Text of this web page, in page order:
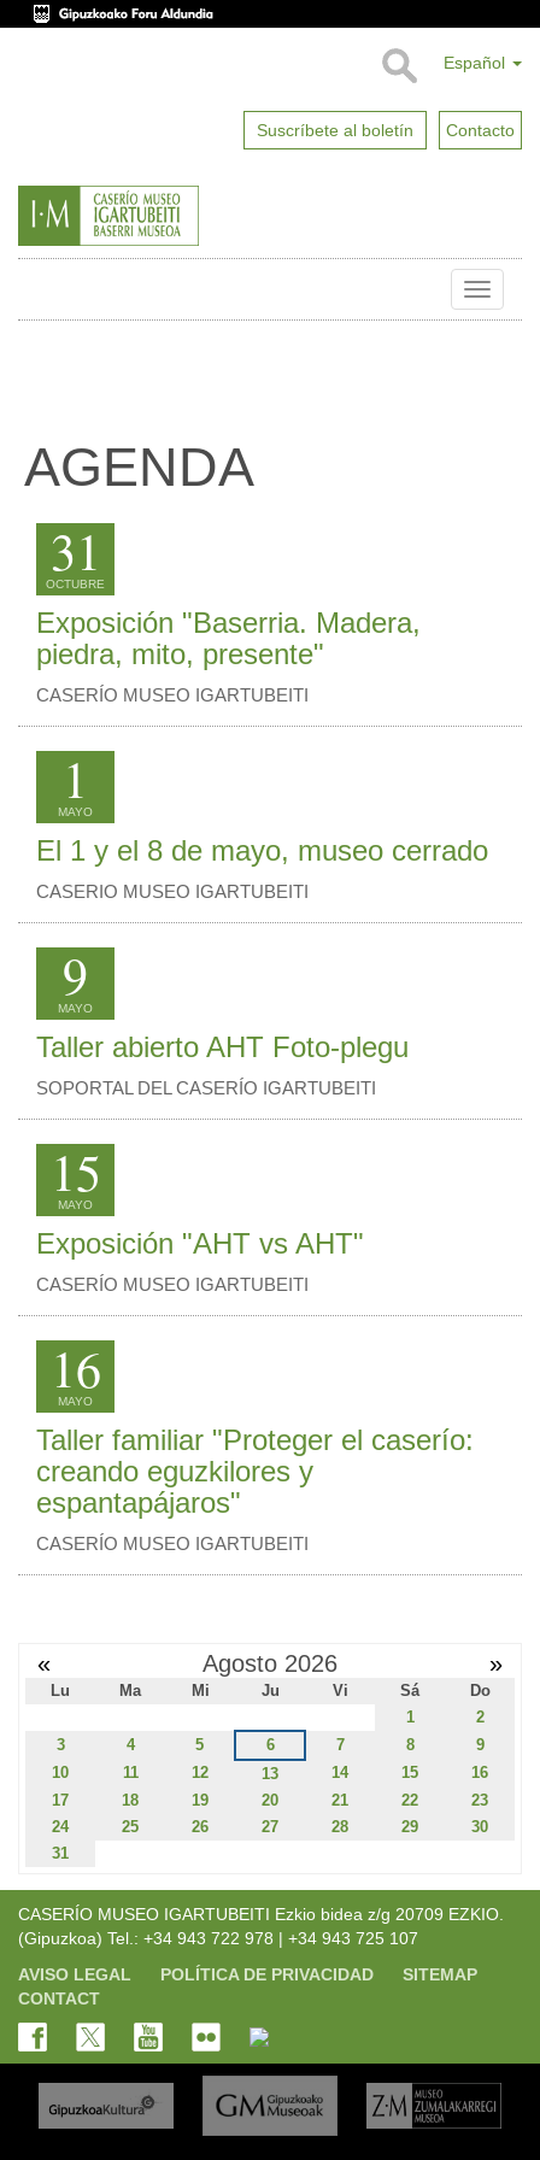
Español
Suscríbete al boletín Contacto
Toggle
AGENDA
31
OCTUBRE
Exposición "Baserria. Madera,
piedra, mito, presente"
CASERÍO MUSEO IGARTUBEITI
1
MAYO
El 1 y el 8 de mayo, museo cerrado
CASERIO MUSEO IGARTUBEITI
9
MAYO
Taller abierto AHT Foto-plegu
SOPORTAL DEL CASERÍO IGARTUBEITI
15
MAYO
Exposición "AHT vs AHT"
CASERÍO MUSEO IGARTUBEITI
16
MAYO
Taller familiar "Proteger el caserío:
creando eguzkilores y
espantapájaros"
CASERÍO MUSEO IGARTUBEITI
« Agosto 2026 »
Lu Ma Mi Ju Vi Sá
Do
1
2
3
4 5 6 7 8
9
10
11 12 13 14 15
16
17
18 19 20 21 22
23
24
25 26 27 28 29
30
31
CASERÍO MUSEO IGARTUBEITI Ezkio bidea z/g 20709 EZKIO.
(Gipuzkoa) Tel.: +34 943 722 978 | +34 943 725 107
AVISO LEGAL
POLÍTICA DE PRIVACIDAD
SITEMAP
CONTACT